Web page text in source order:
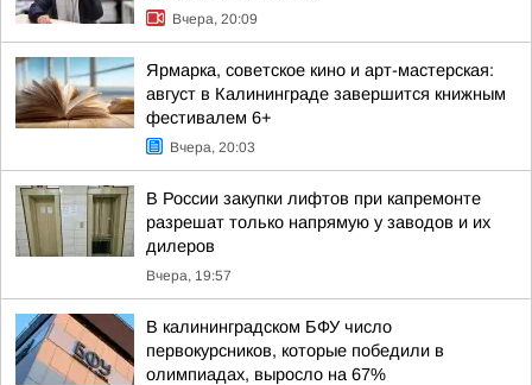
Вчера, 20:09
Ярмарка, советское кино и арт-мастерская:
август в Калининграде завершится книжным
фестивалем 6+
Вчера, 20:03
В России закупки лифтов при капремонте
разрешат только напрямую у заводов и их
дилеров
Вчера, 19:57
В калининградском БФУ число
первокурсников, которые победили в
олимпиадах, выросло на 67%